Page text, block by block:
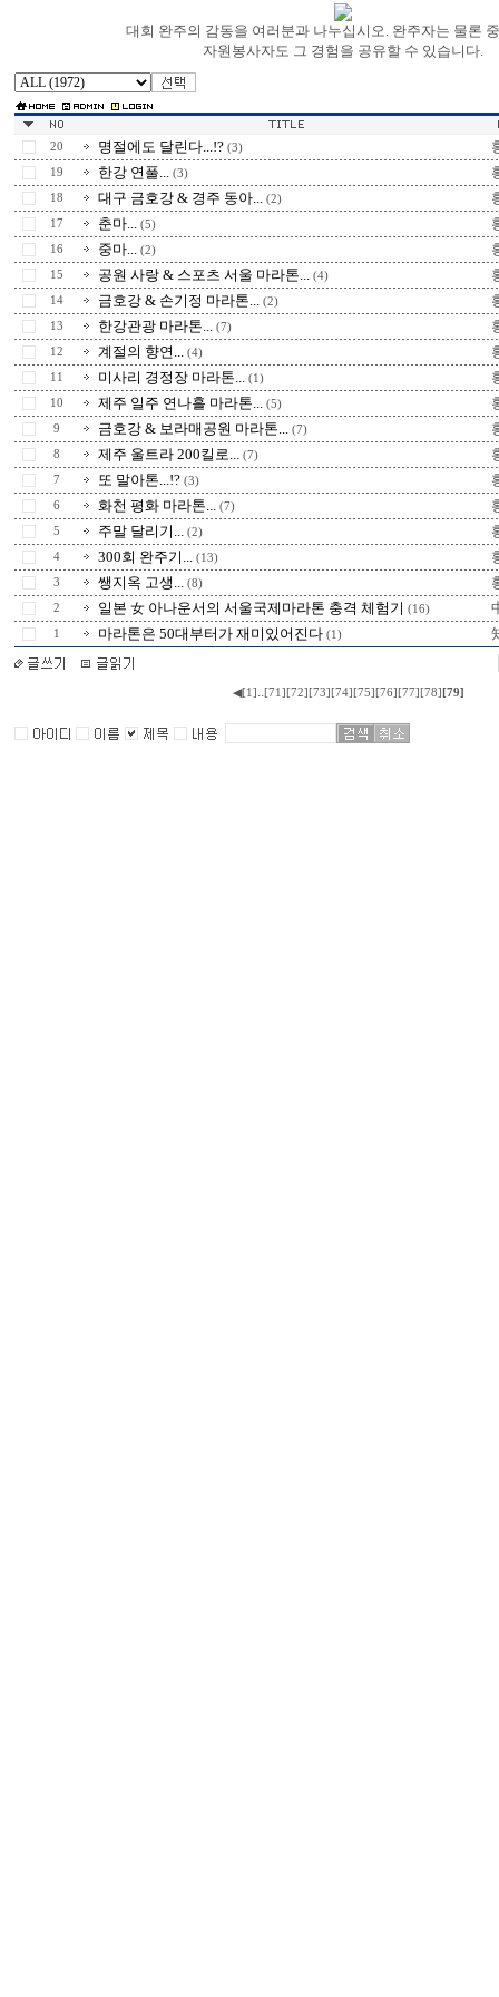
대회 완주의 감동을 여러분과 나누십시오. 완주자는 물론
자원봉사자도 그 경험을 공유할 수 있습니다.
20 명절에도 달린다...!? (3)
19 한강 연풀... (3)
18 대구 금호강 & 경주 동아... (2)
17 춘마... (5)
16 중마... (2)
15 공원 사랑 & 스포츠 서울 마라톤... (4)
14 금호강 & 손기정 마라톤... (2)
13 한강관광 마라톤... (7)
12 계절의 향연... (4)
11 미사리 경정장 마라톤... (1)
10 제주 일주 연나흘 마라톤... (5)
9 금호강 & 보라매공원 마라톤... (7)
8 제주 울트라 200킬로... (7)
7 또 말아톤...!? (3)
6 화천 평화 마라톤... (7)
5 주말 달리기... (2)
4 300회 완주기... (13)
3 쌩지옥 고생... (8)
2 일본 女 아나운서의 서울국제마라톤 충격 체험기 (16)
1 마라톤은 50대부터가 재미있어진다 (1)
◀[1] ..[71] [72] [73] [74] [75] [76] [77] [78] [79]